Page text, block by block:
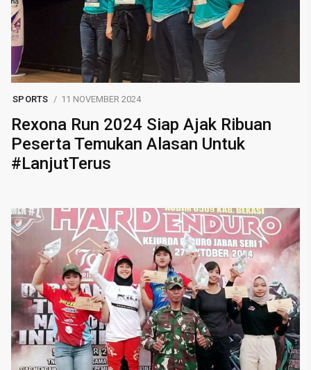
SPORTS 11 NOVEMBER 2024
Rexona Run 2024 Siap Ajak Ribuan
Peserta Temukan Alasan Untuk
#LanjutTerus